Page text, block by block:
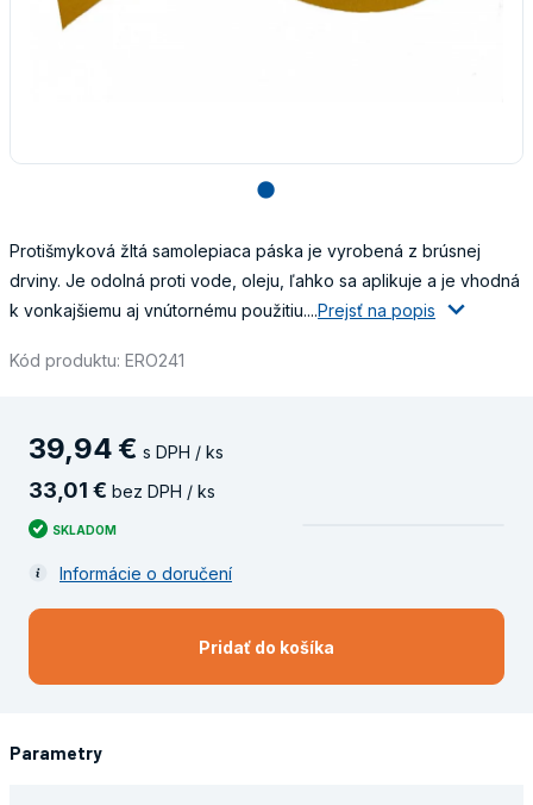
lens
Protišmyková žltá samolepiaca páska je vyrobená z brúsnej
drviny. Je odolná proti vode, oleju, ľahko sa aplikuje a je vhodná
k vonkajšiemu aj vnútornému použitiu....Prejsť na popis
Kód produktu: ERO241
39,94 € s DPH / ks
33 01 € bez DPH / ks
SKLADOM
Informácie o doručení
Pridať do košíka
Parametry